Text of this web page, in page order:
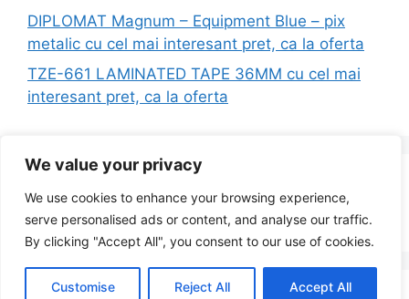
We value your privacy
We use cookies to enhance your browsing experience,
serve personalised ads or content, and analyse our traffic.
By clicking "Accept All", you consent to our use of cookies.
Customise Reject All Accept All
DIPLOMAT Magnum – Equipment Blue – pix
metalic cu cel mai interesant pret, ca la oferta
TZE-661 LAMINATED TAPE 36MM cu cel mai
interesant pret, ca la oferta
Search
for: